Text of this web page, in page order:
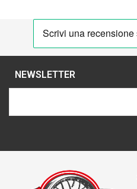
NEWSLETTER